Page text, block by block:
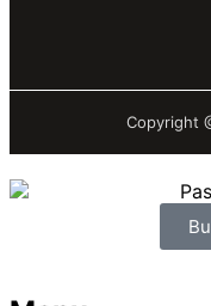
Copyright